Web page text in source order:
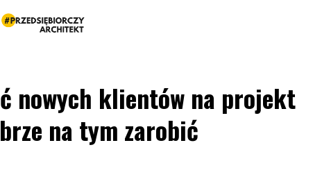
nowych klientów na projekt
na tym zarobić